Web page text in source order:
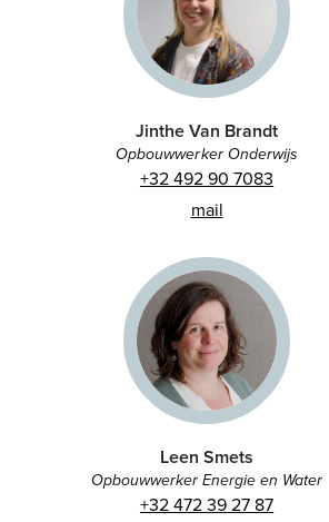
Jinthe Van Brandt
Opbouwwerker Onderwijs
+32 492 90 7083
mail
Leen Smets
Opbouwwerker Energie en Water
+32 472 39 27 87